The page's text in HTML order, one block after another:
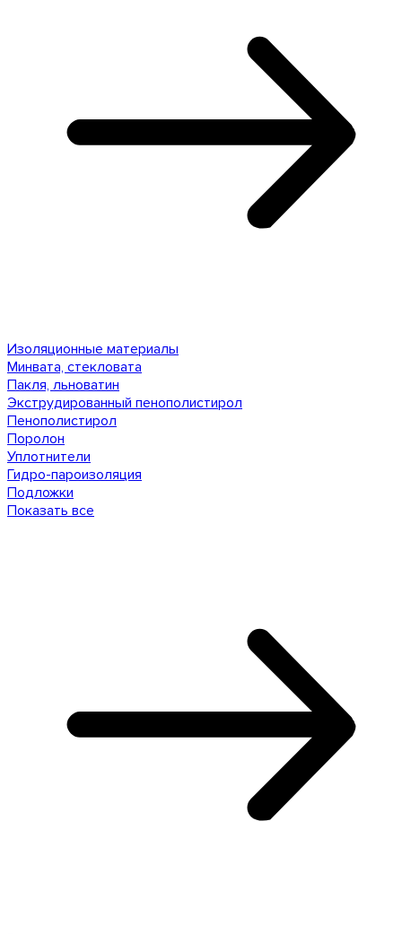
Изоляционные материалы
Минвата, стекловата
Пакля, льноватин
Экструдированный пенополистирол
Пенополистирол
Поролон
Уплотнители
Гидро-пароизоляция
Подложки
Показать все